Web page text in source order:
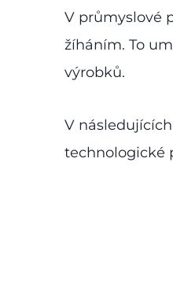
V průmyslové
žíháním. To
výrobků.
V
technologické